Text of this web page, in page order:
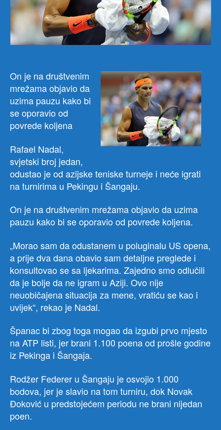
On je na društvenim
mrežama objavio da
uzima pauzu kako bi
se oporavio od
povrede koljena
Rafael Nadal,
svjetski broj jedan,
odustao je od azijske teniske turneje i neće igrati
na turnirima u Pekingu i Šangaju.
On je na društvenim mrežama objavio da uzima
pauzu kako bi se oporavio od povrede koljena.
„Morao sam da odustanem u poluginalu US opena,
a prije dva dana obavio sam detaljne preglede i
konsultovao se sa ljekarima. Zajedno smo odlučili
da je bolje da ne igram u Aziji. Ovo nije
neuobičajena situacija za mene, vratiću se kao i
uvijek“, rekao je Nadal.
Španac bi zbog toga mogao da izgubi prvo mjesto
na ATP listi, jer brani 1.100 poena od prošle godine
iz Pekinga i Šangaja.
Rodžer Federer u Šangaju je osvojio 1.000
bodova, jer je slavio na tom turniru, dok Novak
Đoković u predstojećem periodu ne brani nijedan
poen.